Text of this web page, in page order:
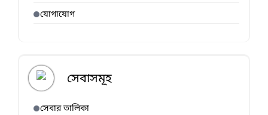
যোগাযোগ
সেবাসমূহ
সেবার তালিকা